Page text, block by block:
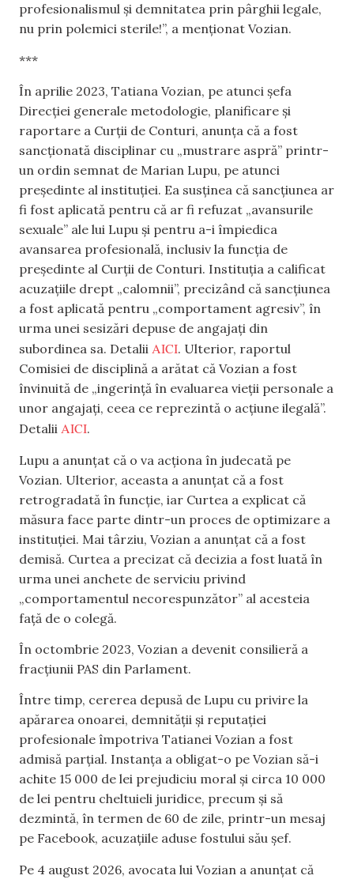
profesionalismul și demnitatea prin pârghii legale,
nu prin polemici sterile!”, a menționat Vozian.
***
În aprilie 2023, Tatiana Vozian, pe atunci șefa
Direcției generale metodologie, planificare și
raportare a Curții de Conturi, anunța că a fost
sancționată disciplinar cu „mustrare aspră” printr-
un ordin semnat de Marian Lupu, pe atunci
președinte al instituției. Ea susținea că sancțiunea ar
fi fost aplicată pentru că ar fi refuzat „avansurile
sexuale” ale lui Lupu și pentru a-i împiedica
avansarea profesională, inclusiv la funcția de
președinte al Curții de Conturi. Instituția a calificat
acuzațiile drept „calomnii”, precizând că sancțiunea
a fost aplicată pentru „comportament agresiv”, în
urma unei sesizări depuse de angajați din
subordinea sa. Detalii AICI. Ulterior, raportul
Comisiei de disciplină a arătat că Vozian a fost
învinuită de „ingerință în evaluarea vieții personale a
unor angajați, ceea ce reprezintă o acțiune ilegală”.
Detalii AICI.
Lupu a anunțat că o va acționa în judecată pe
Vozian. Ulterior, aceasta a anunțat că a fost
retrogradată în funcție, iar Curtea a explicat că
măsura face parte dintr-un proces de optimizare a
instituției. Mai târziu, Vozian a anunțat că a fost
demisă. Curtea a precizat că decizia a fost luată în
urma unei anchete de serviciu privind
„comportamentul necorespunzător” al acesteia
față de o colegă.
În octombrie 2023, Vozian a devenit consilieră a
fracțiunii PAS din Parlament.
Între timp, cererea depusă de Lupu cu privire la
apărarea onoarei, demnității și reputației
profesionale împotriva Tatianei Vozian a fost
admisă parțial. Instanța a obligat-o pe Vozian să-i
achite 15 000 de lei prejudiciu moral și circa 10 000
de lei pentru cheltuieli juridice, precum și să
dezmintă, în termen de 60 de zile, printr-un mesaj
pe Facebook, acuzațiile aduse fostului său șef.
Pe 4 august 2026, avocata lui Vozian a anunțat că